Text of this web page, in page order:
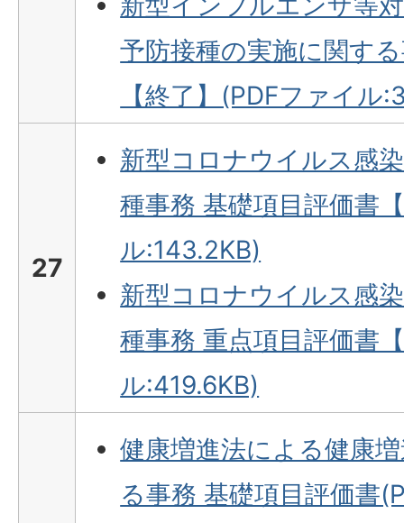
予防接種の実施に関す
【終了】(PDFファイル
27
新型コロナウイルス感
種事務 基礎項目評価書
ル:143.2KB)
新型コロナウイルス感
種事務 重点項目評価書
ル:419.6KB)
健康増進法による健康
る事務 基礎項目評価書